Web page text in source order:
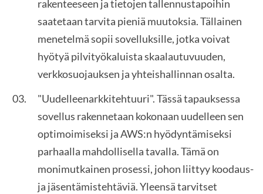
rakenteeseen ja tietojen tallennustapoihin
saatetaan tarvita pieniä muutoksia. Tällainen
menetelmä sopii sovelluksille, jotka voivat
hyötyä pilvityökaluista skaalautuvuuden,
verkkosuojauksen ja yhteishallinnan osalta.
"Uudelleenarkkitehtuuri". Tässä tapauksessa
sovellus rakennetaan kokonaan uudelleen sen
optimoimiseksi ja AWS:n hyödyntämiseksi
parhaalla mahdollisella tavalla. Tämä on
monimutkainen prosessi, johon liittyy koodaus-
ja jäsentämistehtäviä. Yleensä tarvitset